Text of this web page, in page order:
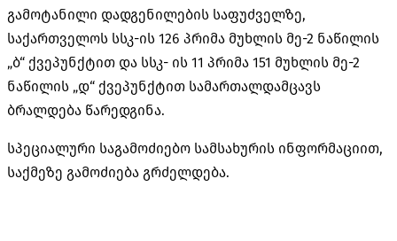
გამოტანილი დადგენილების საფუძველზე,
საქართველოს სსკ-ის 126 პრიმა მუხლის მე-2 ნაწილის
„ბ“ ქვეპუნქტით და სსკ- ის 11 პრიმა 151 მუხლის მე-2
ნაწილის „დ“ ქვეპუნქტით სამართალდამცავს
ბრალდება წარედგინა.
სპეციალური საგამოძიებო სამსახურის ინფორმაციით,
საქმეზე გამოძიება გრძელდება.